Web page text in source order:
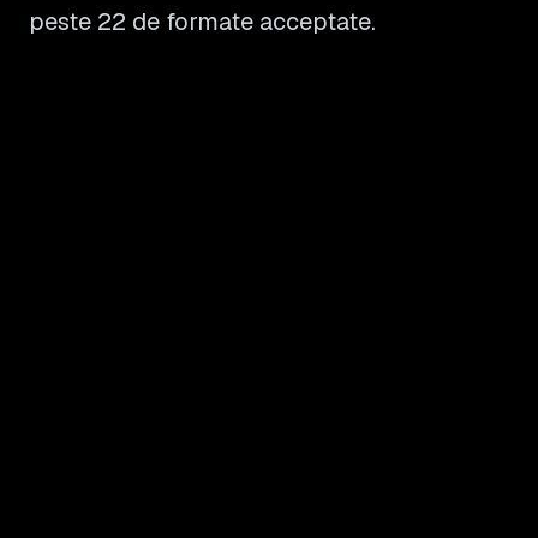
peste 22 de formate acceptate.